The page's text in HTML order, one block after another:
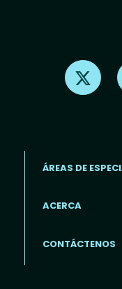
ÁREAS DE
ACERCA
CONTÁCTENOS